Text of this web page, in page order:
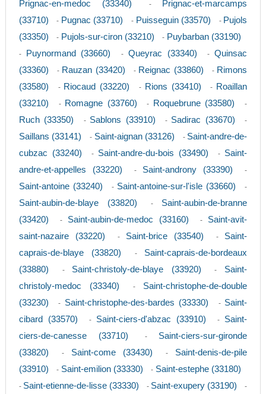
Prignac-en-medoc (33340) -
Prignac-et-marcamps
(33710)
- Pugnac (33710) - Puisseguin (33570) - Pujols
(33350)
- Pujols-sur-ciron (33210) - Puybarban (33190)
- Puynormand (33660) - Queyrac (33340) -Quinsac
(33360)
- Rauzan (33420) - Reignac (33860) - Rimons
(33580)
- Riocaud (33220) - Rions (33410) - Roaillan
(33210)
- Romagne (33760) - Roquebrune (33580) -
Ruch (33350) - Sablons (33910) - Sadirac (33670) -
Saillans (33141) - Saint-aignan (33126) - Saint-andre-de-
cubzac (33240)
- Saint-andre-du-bois (33490) - Saint-
andre-et-appelles (33220)
- Saint-androny (33390) -
Saint-antoine (33240) - Saint-antoine-sur-l'isle (33660) -
Saint-aubin-de-blaye (33820) - Saint-aubin-de-branne
(33420)
- Saint-aubin-de-medoc (33160) - Saint-avit-
saint-nazaire (33220)
- Saint-brice (33540) - Saint-
caprais-de-blaye (33820)
- Saint-caprais-de-bordeaux
(33880)
- Saint-christoly-de-blaye (33920) - Saint-
christoly-medoc (33340)
- Saint-christophe-de-double
(33230)
- Saint-christophe-des-bardes (33330) - Saint-
cibard (33570)
- Saint-ciers-d'abzac (33910) - Saint-
ciers-de-canesse (33710)
- Saint-ciers-sur-gironde
(33820)
- Saint-come (33430) - Saint-denis-de-pile
(33910)
- Saint-emilion (33330) - Saint-estephe (33180)
- Saint-etienne-de-lisse (33330) - Saint-exupery (33190) -